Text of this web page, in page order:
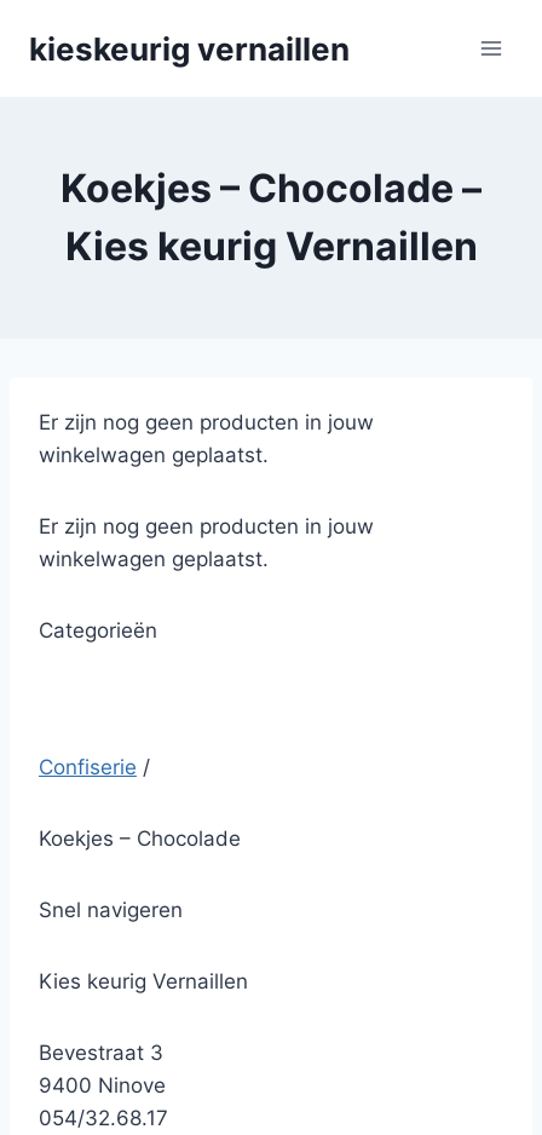
kieskeurig vernaillen
Koekjes – Chocolade –
Kies keurig Vernaillen
Er zijn nog geen producten in jouw
winkelwagen geplaatst.
Er zijn nog geen producten in jouw
winkelwagen geplaatst.
Categorieën
Confiserie /
Koekjes – Chocolade
Snel navigeren
Kies keurig Vernaillen
Bevestraat 3
9400 Ninove
054/32.68.17